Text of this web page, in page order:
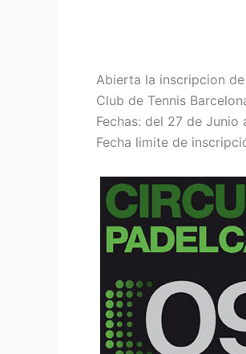
Abierta la inscripcion
Club de Tennis
Fechas: del 27 de Junio
Fecha limite de